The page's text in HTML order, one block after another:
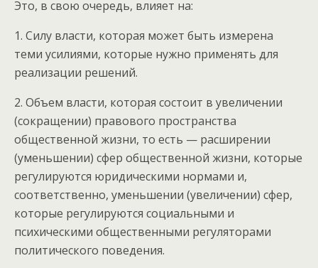
Это, в свою очередь, влияет на:
1. Силу власти, которая может быть измерена
теми усилиями, которые нужно применять для
реализации решений.
2. Объем власти, которая состоит в увеличении
(сокращении) правового пространства
общественной жизни, то есть — расширении
(уменьшении) сфер общественной жизни, которые
регулируются юридическими нормами и,
соответственно, уменьшении (увеличении) сфер,
которые регулируются социальными и
психическими общественными регуляторами
политического поведения.